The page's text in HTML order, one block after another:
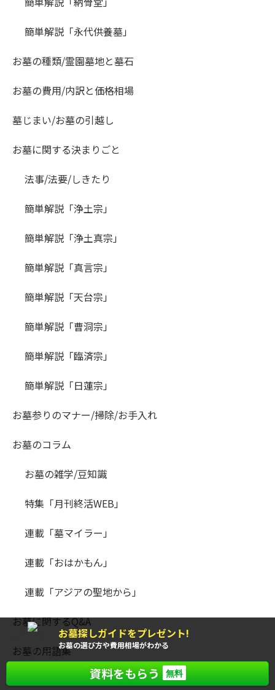
簡単解説「永代供養墓」
お墓の種類/霊園墓地と墓石
お墓の費用/内訳と価格相場
墓じまい/お墓の引越し
お墓に関する決まりごと
法事/法要/しきたり
簡単解説「浄土宗」
簡単解説「浄土真宗」
簡単解説「真言宗」
簡単解説「天台宗」
簡単解説「曹洞宗」
簡単解説「臨済宗」
簡単解説「日蓮宗」
お墓参りのマナー/掃除/お手入れ
お墓のコラム
お墓の雑学/豆知識
特集「月刊終活WEB」
連載「墓マイラー」
連載「おはかもん」
連載「アジアの聖地から」
お墓に関するQ&A
お墓の用語集
お墓の消費者全国実態調査
もれなく お墓探しガイドをプレゼント!
お墓の選び方や費用相場がわかる
資料をもらう 無料